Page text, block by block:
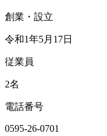
創業・設立
令和1年5月17日
従業員
2名
電話番号
0595-26-0701